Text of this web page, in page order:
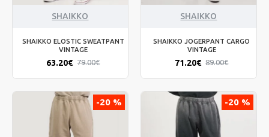
SHAIKKO
SHAIKKO ELOSTIC SWEATPANT
VINTAGE
63.20€ 79.00€
SHAIKKO
SHAIKKO JOGERPANT CARGO
VINTAGE
71.20€ 89.00€
-20 % -20 %